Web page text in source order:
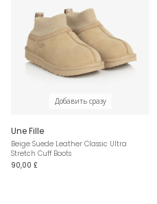
Добавить сразу
Une Fille
Beige Suede Leather Classic Ultra
Stretch Cuff Boots
90,00 £